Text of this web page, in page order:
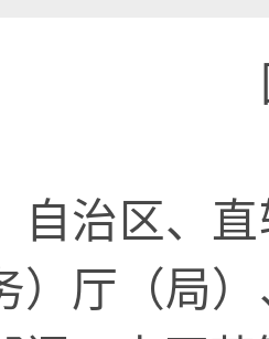
自治区、
）厅（局